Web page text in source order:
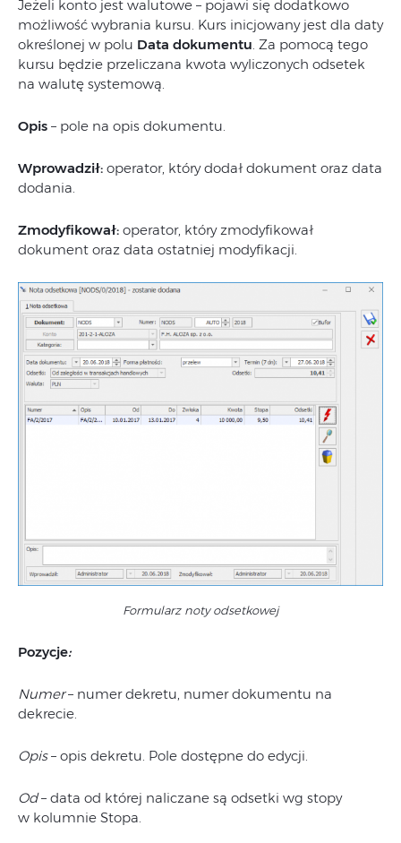
Jeżeli konto jest walutowe – pojawi się dodatkowo
możliwość wybrania kursu. Kurs inicjowany jest dla daty
określonej w polu Data dokumentu. Za pomocą tego
kursu będzie przeliczana kwota wyliczonych odsetek
na walutę systemową.
Opis – pole na opis dokumentu.
Wprowadził: operator, który dodał dokument oraz data
dodania.
Zmodyfikował: operator, który zmodyfikował
dokument oraz data ostatniej modyfikacji.
Formularz noty odsetkowej
Pozycje:
Numer– numer dekretu, numer dokumentu na
dekrecie.
Opis– opis dekretu. Pole dostępne do edycji.
Od– data od której naliczane są odsetki wg stopy
w kolumnie Stopa.